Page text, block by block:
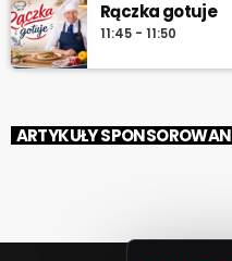
Rączka gotuje
11:45 - 11:50
ARTYKUŁY